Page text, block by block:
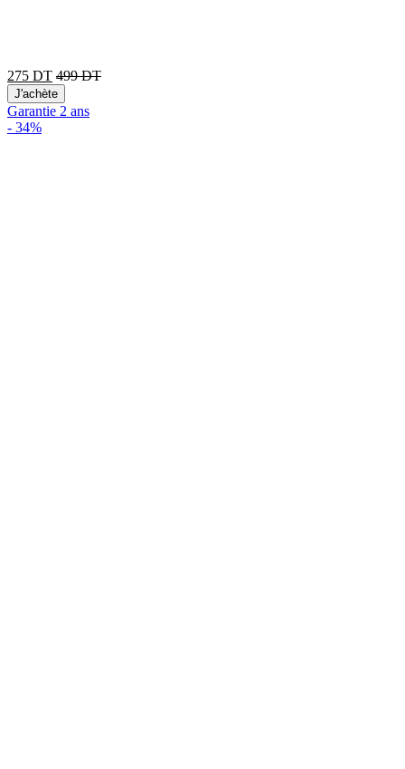
275 DT 499DT
J'achète
Garantie 2 ans
- 34%